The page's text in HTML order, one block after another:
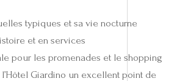
typiques et sa vie nocturne
et en services
pour les promenades et le shopping
Giardino un excellent point de